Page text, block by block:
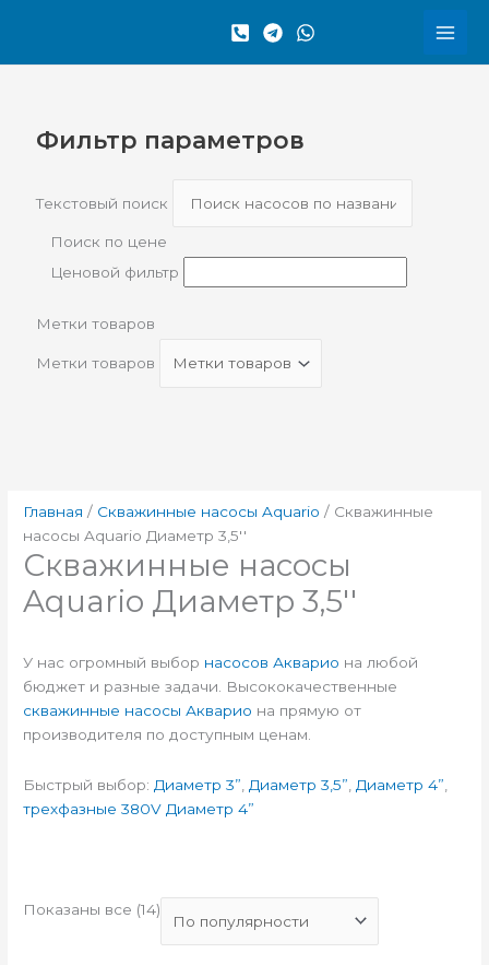
Фильтр параметров
Текстовый поиск
Поиск по цене
Ценовой фильтр
Метки товаров
Метки товаров
Главная / Скважинные насосы Aquario / Скважинные
насосы Aquario Диаметр 3,5''
Скважинные насосы
Aquario Диаметр 3,5''
У нас огромный выбор насосов Акварио на любой
бюджет и разные задачи. Высококачественные
скважинные насосы Акварио на прямую от
производителя по доступным ценам.
Быстрый выбор: Диаметр 3” Диаметр 3,5” Диаметр 4”
трехфазные 380V Диаметр 4”
Показаны все (14)